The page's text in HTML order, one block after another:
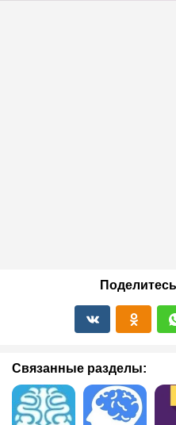
Связанные разделы: